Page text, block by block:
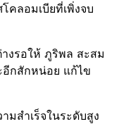
คลอมเบียที่เพิ่งจบ
งรอให้ ภูริพล สะสม
กสักหน่อย แก้ไข
มสำเร็จ​ในระดับสูง​